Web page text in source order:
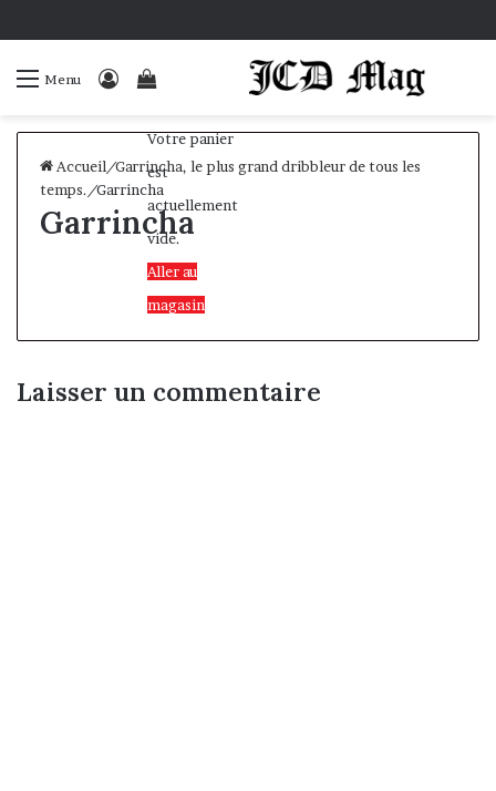
Menu Connexion
panier
Votre panier
est
actuellement
vide.
Aller au
magasin
Accueil/Garrincha, le plus grand dribbleur de tous les
temps. /Garrincha
Garrincha
Laisser un commentaire